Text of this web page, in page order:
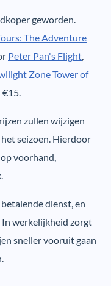
geworden.
The Adventure
Peter Pan's Flight,
Zone Tower of
€15.
zullen wijzigen
seizoen. Hierdoor
voorhand,
dienst, en
In werkelijkheid zorgt
sneller vooruit gaan